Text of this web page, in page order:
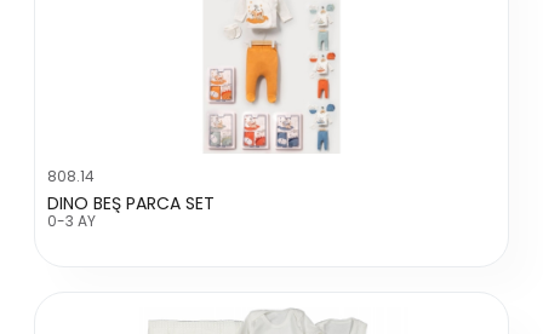
808.14
DINO BEŞ PARCA SET
0-3 AY